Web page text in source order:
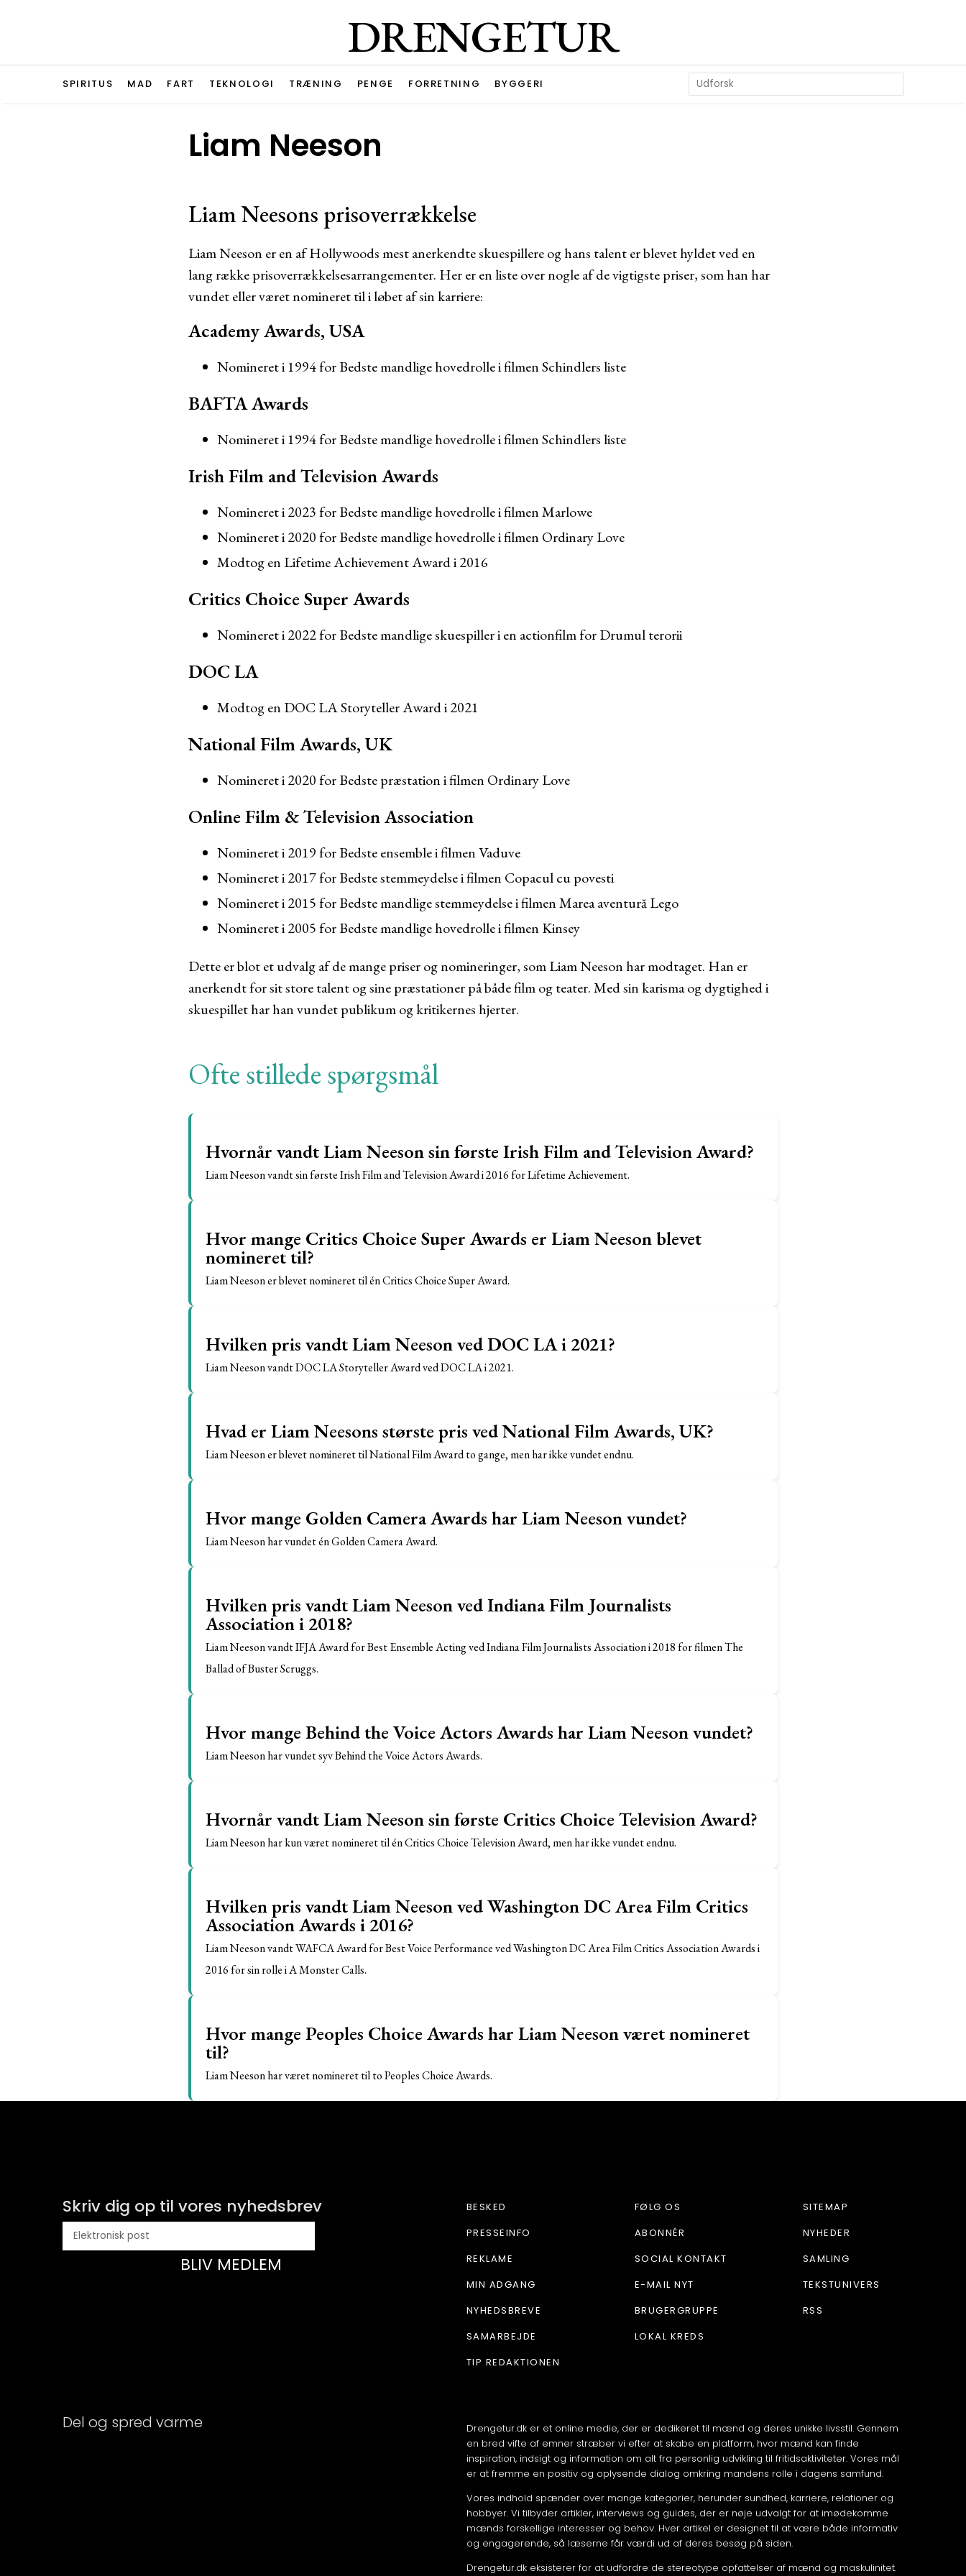
DRENGETUR
SPIRITUS MAD FART TEKNOLOGI TRÆNING PENGE FORRETNING BYGGERI
Liam Neeson
Liam Neesons prisoverrækkelse
Liam Neeson er en af Hollywoods mest anerkendte skuespillere og hans talent er blevet hyldet ved en
lang række prisoverrækkelsesarrangementer. Her er en liste over nogle af de vigtigste priser, som han har
vundet eller været nomineret til i løbet af sin karriere:
Academy Awards, USA
Nomineret i 1994 for Bedste mandlige hovedrolle i filmen Schindlers liste
BAFTA Awards
Nomineret i 1994 for Bedste mandlige hovedrolle i filmen Schindlers liste
Irish Film and Television Awards
Nomineret i 2023 for Bedste mandlige hovedrolle i filmen Marlowe
Nomineret i 2020 for Bedste mandlige hovedrolle i filmen Ordinary Love
Modtog en Lifetime Achievement Award i 2016
Critics Choice Super Awards
Nomineret i 2022 for Bedste mandlige skuespiller i en actionfilm for Drumul terorii
DOC LA
Modtog en DOC LA Storyteller Award i 2021
National Film Awards, UK
Nomineret i 2020 for Bedste præstation i filmen Ordinary Love
Online Film & Television Association
Nomineret i 2019 for Bedste ensemble i filmen Vaduve
Nomineret i 2017 for Bedste stemmeydelse i filmen Copacul cu povesti
Nomineret i 2015 for Bedste mandlige stemmeydelse i filmen Marea aventură Lego
Nomineret i 2005 for Bedste mandlige hovedrolle i filmen Kinsey
Dette er blot et udvalg af de mange priser og nomineringer, som Liam Neeson har modtaget. Han er
anerkendt for sit store talent og sine præstationer på både film og teater. Med sin karisma og dygtighed i
skuespillet har han vundet publikum og kritikernes hjerter.
Ofte stillede spørgsmål
Hvornår vandt Liam Neeson sin første Irish Film and Television Award?
Liam Neeson vandt sin første Irish Film and Television Award i 2016 for Lifetime Achievement.
Hvor mange Critics Choice Super Awards er Liam Neeson blevet
nomineret til?
Liam Neeson er blevet nomineret til én Critics Choice Super Award.
Hvilken pris vandt Liam Neeson ved DOC LA i 2021?
Liam Neeson vandt DOC LA Storyteller Award ved DOC LA i 2021.
Hvad er Liam Neesons største pris ved National Film Awards, UK?
Liam Neeson er blevet nomineret til National Film Award to gange, men har ikke vundet endnu.
Hvor mange Golden Camera Awards har Liam Neeson vundet?
Liam Neeson har vundet én Golden Camera Award.
Hvilken pris vandt Liam Neeson ved Indiana Film Journalists
Association i 2018?
Liam Neeson vandt IFJA Award for Best Ensemble Acting ved Indiana Film Journalists Association i 2018 for filmen The
Ballad of Buster Scruggs.
Hvor mange Behind the Voice Actors Awards har Liam Neeson vundet?
Liam Neeson har vundet syv Behind the Voice Actors Awards.
Hvornår vandt Liam Neeson sin første Critics Choice Television Award?
Liam Neeson har kun været nomineret til én Critics Choice Television Award, men har ikke vundet endnu.
Hvilken pris vandt Liam Neeson ved Washington DC Area Film Critics
Association Awards i 2016?
Liam Neeson vandt WAFCA Award for Best Voice Performance ved Washington DC Area Film Critics Association Awards i
2016 for sin rolle i A Monster Calls.
Hvor mange Peoples Choice Awards har Liam Neeson været nomineret
til?
Liam Neeson har været nomineret til to Peoples Choice Awards.
Skriv dig op til vores nyhedsbrev
BLIV MEDLEM
Drengetur.dk er et online medie, der er dedikeret til mænd og deres unikke livsstil. Gennem
en bred vifte af emner stræber vi efter at skabe en platform, hvor mænd kan finde
inspiration, indsigt og information om alt fra personlig udvikling til fritidsaktiviteter. Vores mål
er at fremme en positiv og oplysende dialog omkring mandens rolle i dagens samfund.
Vores indhold spænder over mange kategorier, herunder sundhed, karriere, relationer og
hobbyer. Vi tilbyder artikler, interviews og guides, der er nøje udvalgt for at imødekomme
mænds forskellige interesser og behov. Hver artikel er designet til at være både informativ
og engagerende, så læserne får værdi ud af deres besøg på siden.
Drengetur.dk eksisterer for at udfordre de stereotype opfattelser af mænd og maskulinitet.
Del og spred varme
BESKED
PRESSEINFO
REKLAME
MIN ADGANG
NYHEDSBREVE
SAMARBEJDE
TIP REDAKTIONEN
FØLG OS
ABONNÉR
SOCIAL KONTAKT
E-MAIL NYT
BRUGERGRUPPE
LOKAL KREDS
SITEMAP
NYHEDER
SAMLING
TEKSTUNIVERS
RSS